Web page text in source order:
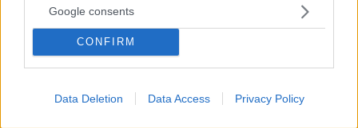
Google consents
CONFIRM
Data Deletion Data Access Privacy Policy
Η Βαλέρια Χοψονίδου βάφτισε τον γιο της στη
Βουλιαγμένη, δείτε φωτογραφίες
πριν 7 λεπτά
εξέλιξη που κρατά ζωντανή την «βόμβα»